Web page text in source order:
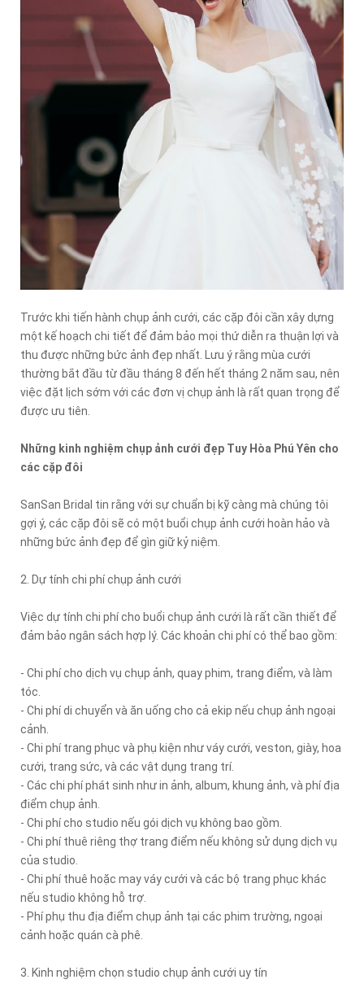
Trước khi tiến hành chụp ảnh cưới, các cặp đôi cần xây dựng
một kế hoạch chi tiết để đảm bảo mọi thứ diễn ra thuận lợi và
thu được những bức ảnh đẹp nhất. Lưu ý rằng mùa cưới
thường bắt đầu từ đầu tháng 8 đến hết tháng 2 năm sau, nên
việc đặt lịch sớm với các đơn vị chụp ảnh là rất quan trọng để
được ưu tiên.
Những kinh nghiệm chụp ảnh cưới đẹp Tuy Hòa Phú Yên cho
các cặp đôi
SanSan Bridal tin rằng với sự chuẩn bị kỹ càng mà chúng tôi
gợi ý, các cặp đôi sẽ có một buổi chụp ảnh cưới hoàn hảo và
những bức ảnh đẹp để gìn giữ kỷ niệm.
2. Dự tính chi phí chụp ảnh cưới
Việc dự tính chi phí cho buổi chụp ảnh cưới là rất cần thiết để
đảm bảo ngân sách hợp lý. Các khoản chi phí có thể bao gồm:
- Chi phí cho dịch vụ chụp ảnh, quay phim, trang điểm, và làm
tóc.
- Chi phí di chuyển và ăn uống cho cả ekip nếu chụp ảnh ngoại
cảnh.
- Chi phí trang phục và phụ kiện như váy cưới, veston, giày, hoa
cưới, trang sức, và các vật dụng trang trí.
- Các chi phí phát sinh như in ảnh, album, khung ảnh, và phí địa
điểm chụp ảnh.
- Chi phí cho studio nếu gói dịch vụ không bao gồm.
- Chi phí thuê riêng thợ trang điểm nếu không sử dụng dịch vụ
của studio.
- Chi phí thuê hoặc may váy cưới và các bộ trang phục khác
nếu studio không hỗ trợ.
- Phí phụ thu địa điểm chụp ảnh tại các phim trường, ngoại
cảnh hoặc quán cà phê.
3. Kinh nghiệm chọn studio chụp ảnh cưới uy tín